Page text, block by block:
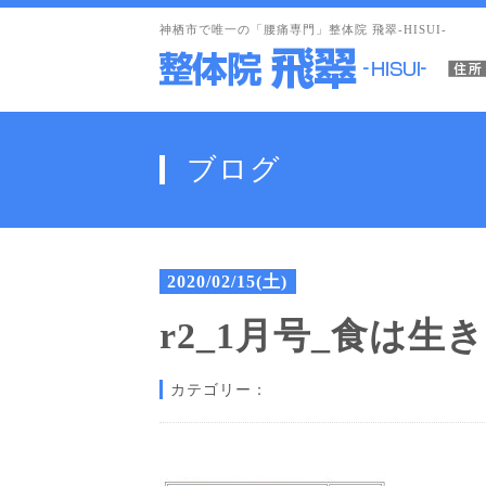
神栖市で唯一の「腰痛専門」整体院 飛翠-HISUI-
ブログ
2020/02/15(土)
r2_1月号_食は生
カテゴリー：